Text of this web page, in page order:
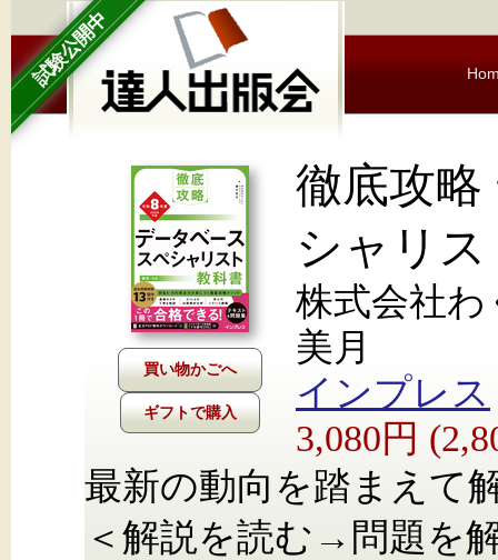
試験公開中
ギフトで購入
徹底攻
シャリ
株式会社
美月
インプレス
3,080円
最新の動向を踏まえて
＜解説を読む→問題を